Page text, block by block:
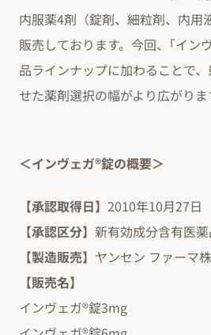
内服薬4剤（錠剤、細粒剤、内用
販売しております。今回、｢イン
品ラインナップに加わることで
せた薬剤選択の幅がより広がりま
＜インヴェガ®錠の概要＞
【承認取得日】 2010年10月27日
【承認区分】 新有効成分含有医
【製造販売】 ヤンセン ファーマ
【販売名】
インヴェガ®錠3mg